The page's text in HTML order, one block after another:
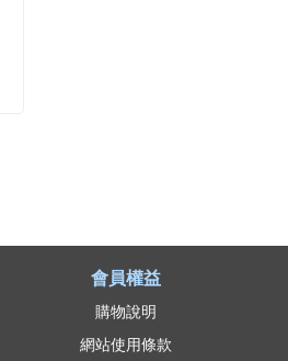
會員權益
購物說明
網站使用條款